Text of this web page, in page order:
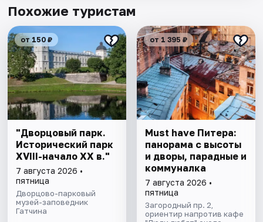
Похожие туристам
от 150 ₽
"Дворцовый парк.
Исторический парк
XVIII-начало XX в."
7 августа 2026 •
пятница
Дворцово-парковый
музей-заповедник
Гатчина
от 1 395 ₽
Must have Питера:
панорама с высоты
и дворы, парадные и
коммуналка
7 августа 2026 •
пятница
Загородный пр. 2,
ориентир напротив кафе